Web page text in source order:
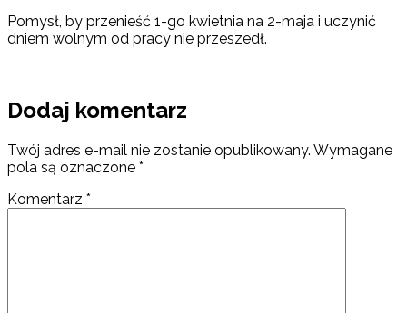
Pomysł, by przenieść 1-go kwietnia na 2-maja i uczynić
dniem wolnym od pracy nie przeszedł.
Dodaj komentarz
Twój adres e-mail nie zostanie opublikowany. Wymagane
pola są oznaczone *
Komentarz *